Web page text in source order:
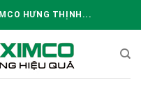
HƯNG THỊNH...